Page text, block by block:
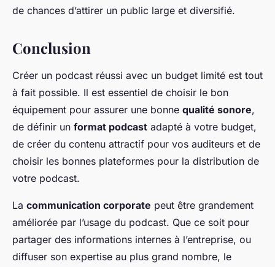
de chances d’attirer un public large et diversifié.
Conclusion
Créer un podcast réussi avec un budget limité est tout
à fait possible. Il est essentiel de choisir le bon
équipement pour assurer une bonne qualité sonore,
de définir un format podcast adapté à votre budget,
de créer du contenu attractif pour vos auditeurs et de
choisir les bonnes plateformes pour la distribution de
votre podcast.
La communication corporate peut être grandement
améliorée par l’usage du podcast. Que ce soit pour
partager des informations internes à l’entreprise, ou
diffuser son expertise au plus grand nombre, le